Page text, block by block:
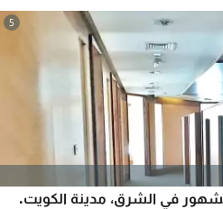
الوكالة. اتصل بعياز لمشاهدة
5
في الشرق، مدينة الكويت.